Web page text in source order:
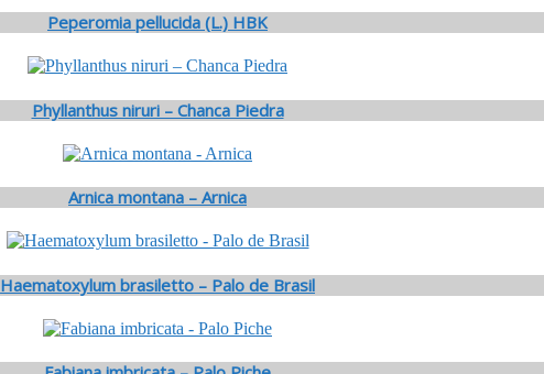
Peperomia pellucida (L.) HBK
Phyllanthus niruri – Chanca Piedra
Arnica montana – Arnica
Haematoxylum brasiletto – Palo de Brasil